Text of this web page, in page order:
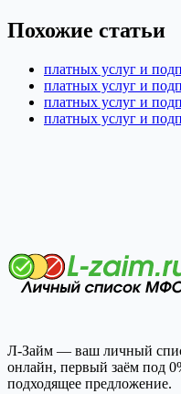
Похожие статьи
платных услуг и
платных услуг и
платных услуг и
платных услуг и
Л-Займ — ваш личный
онлайн, первый заём под
подходящее предложение.